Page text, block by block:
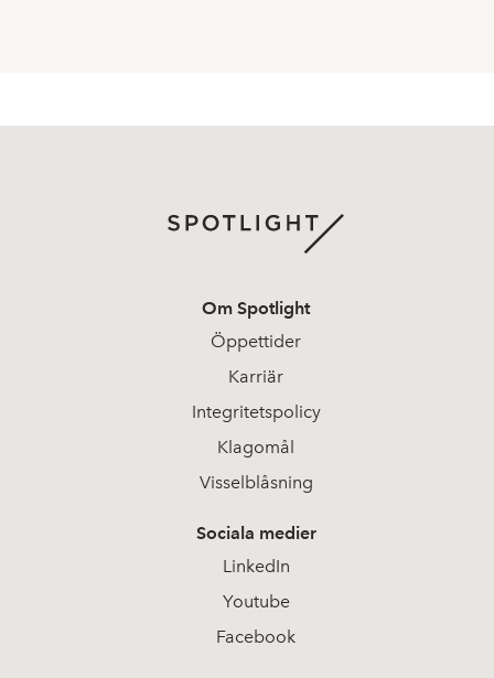
Om Spotlight
Öppettider
Karriär
Integritetspolicy
Klagomål
Visselblåsning
Sociala medier
LinkedIn
Youtube
Facebook